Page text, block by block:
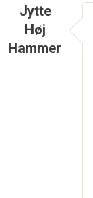
Jytte
Høj
Hammer